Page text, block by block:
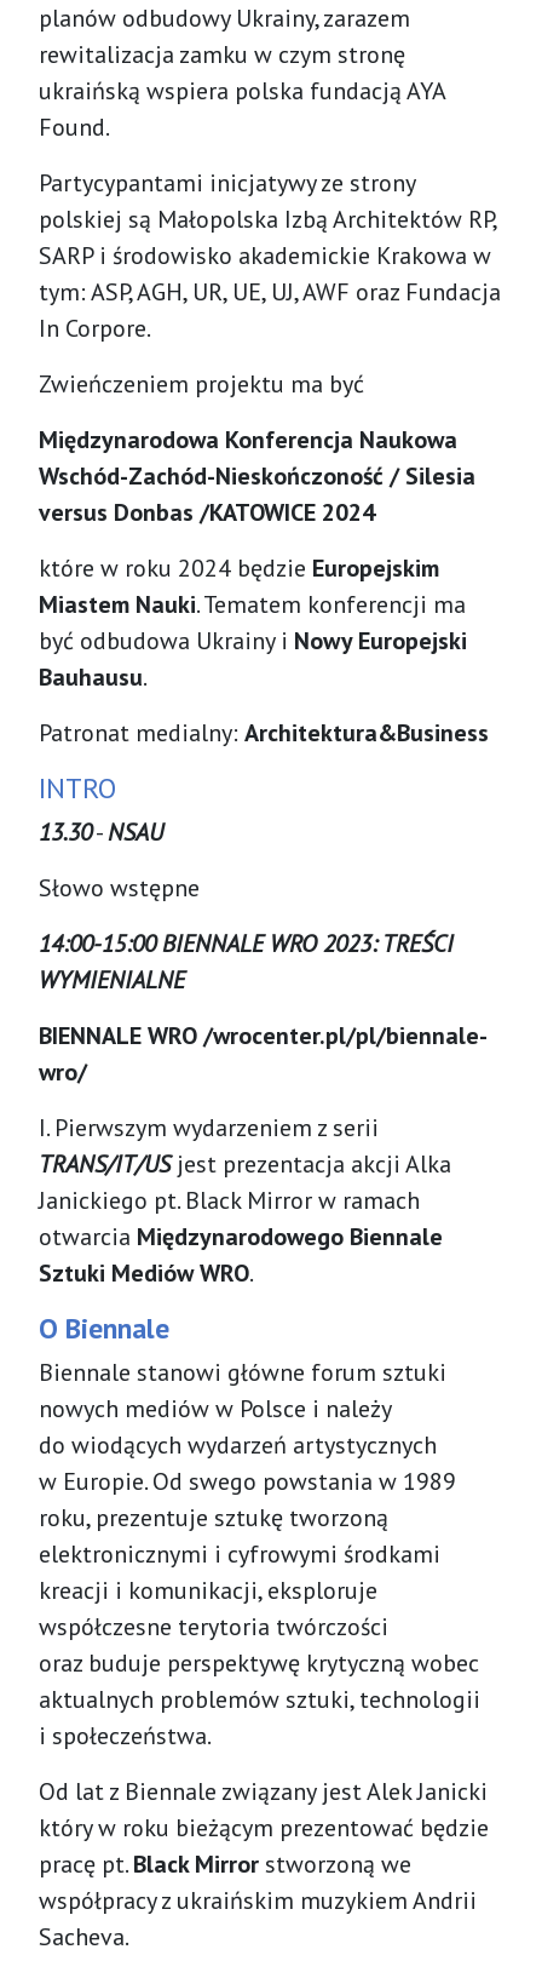
planów odbudowy Ukrainy, zarazem
rewitalizacja zamku w czym stronę
ukraińską wspiera polska fundacją AYA
Found.
Partycypantami inicjatywy ze strony
polskiej są Małopolska Izbą Architektów RP,
SARP i środowisko akademickie Krakowa w
tym: ASP, AGH, UR, UE, UJ, AWF oraz Fundacja
In Corpore.
Zwieńczeniem projektu ma być
Międzynarodowa Konferencja Naukowa
Wschód-Zachód-Nieskończoność / Silesia
versus Donbas /KATOWICE 2024
które w roku 2024 będzie Europejskim
Miastem Nauki. Tematem konferencji ma
być odbudowa Ukrainy i Nowy Europejski
Bauhausu.
Patronat medialny: Architektura&Business
INTRO
13.30-NSAU
Słowo wstępne
14:00-15:00 BIENNALE WRO 2023: TREŚCI
WYMIENIALNE
BIENNALE WRO/wrocenter.pl/pl/biennale-
wro/
I. Pierwszym wydarzeniem z serii
TRANS/IT/USjest prezentacja akcji Alka
Janickiego pt. Black Mirror w ramach
otwarcia Międzynarodowego Biennale
Sztuki Mediów WRO.
O Biennale
Biennale stanowi główne forum sztuki
nowych mediów w Polsce i należy
do wiodących wydarzeń artystycznych
w Europie. Od swego powstania w 1989
roku, prezentuje sztukę tworzoną
elektronicznymi i cyfrowymi środkami
kreacji i komunikacji, eksploruje
współczesne terytoria twórczości
oraz buduje perspektywę krytyczną wobec
aktualnych problemów sztuki, technologii
i społeczeństwa.
Od lat z Biennale związany jest Alek Janicki
który w roku bieżącym prezentować będzie
pracę pt.Black Mirrorstworzoną we
współpracy z ukraińskim muzykiem Andrii
Sacheva.